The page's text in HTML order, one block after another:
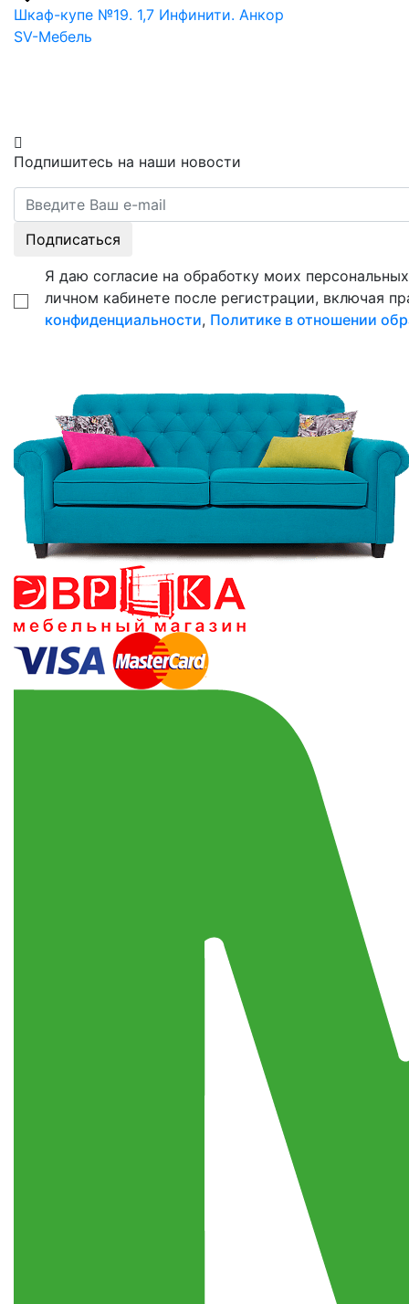
Шкаф-купе №19. 1,7 Инфинити. Анкор
SV-Мебель
Подпишитесь на наши новости
Подписаться
Я даю согласие на обработку моих
личном кабинете после регистрации, включая
конфиденциальности, Политике в отношении